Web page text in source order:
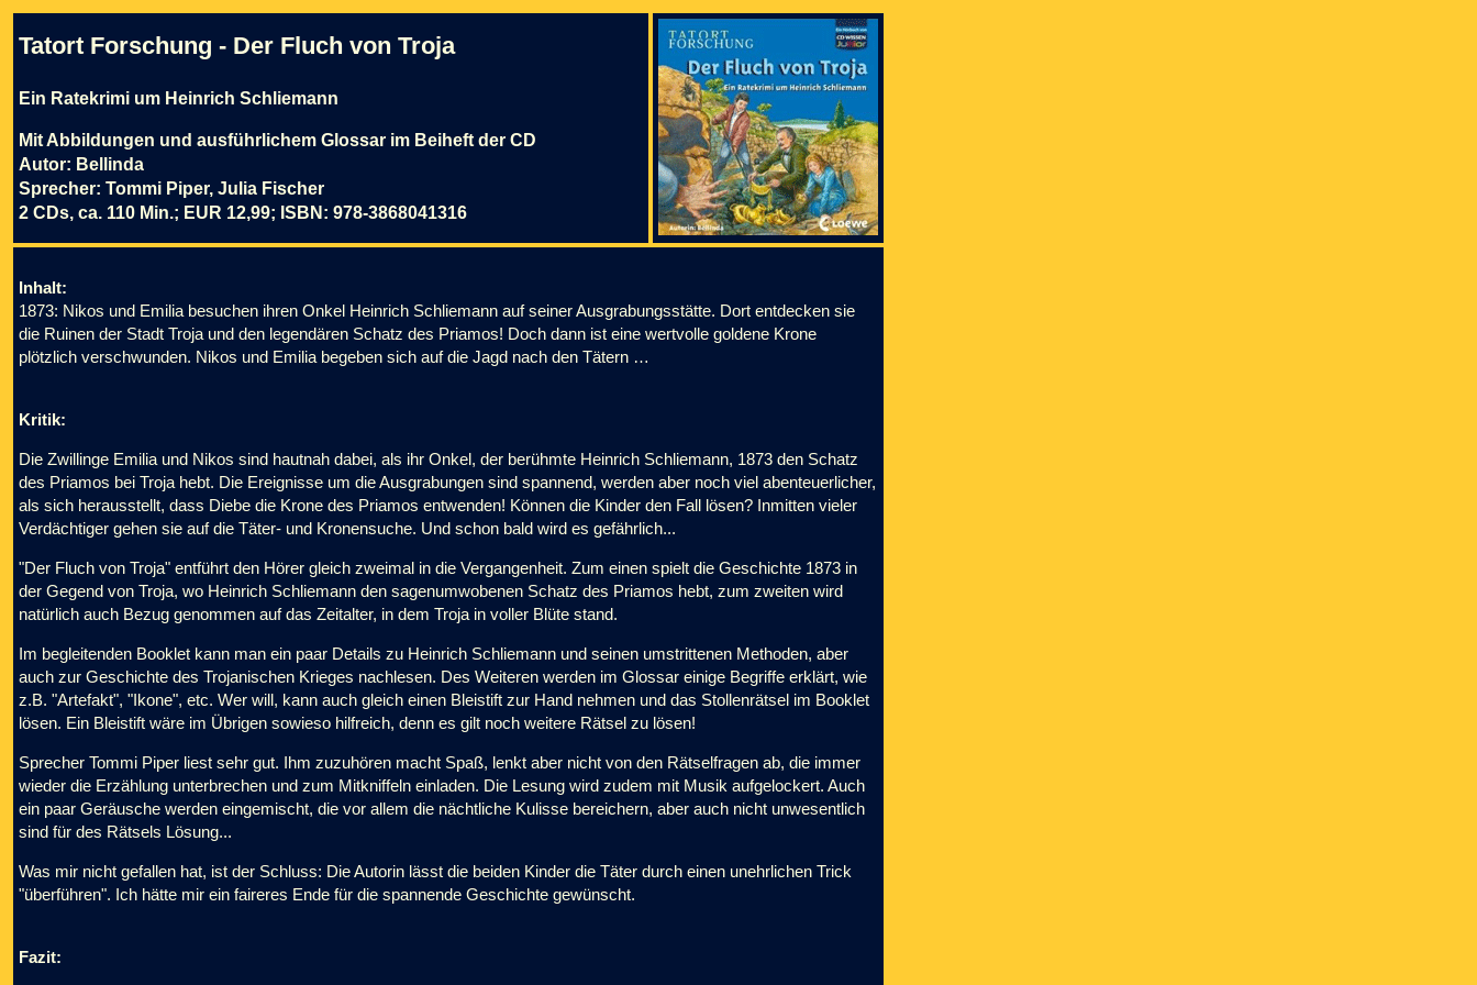
Tatort Forschung - Der Fluch von Troja
Ein Ratekrimi um Heinrich Schliemann
Mit Abbildungen und ausführlichem Glossar im Beiheft der CD
Autor: Bellinda
Sprecher: Tommi Piper, Julia Fischer
2 CDs, ca. 110 Min.; EUR 12,99; ISBN: 978-3868041316
Inhalt:
1873: Nikos und Emilia besuchen ihren Onkel Heinrich Schliemann auf seiner Ausgrabungsstätte. Dort entdecken sie
die Ruinen der Stadt Troja und den legendären Schatz des Priamos! Doch dann ist eine wertvolle goldene Krone
plötzlich verschwunden. Nikos und Emilia begeben sich auf die Jagd nach den Tätern …
Kritik:
Die Zwillinge Emilia und Nikos sind hautnah dabei, als ihr Onkel, der berühmte Heinrich Schliemann, 1873 den Schatz
des Priamos bei Troja hebt. Die Ereignisse um die Ausgrabungen sind spannend, werden aber noch viel abenteuerlicher,
als sich herausstellt, dass Diebe die Krone des Priamos entwenden! Können die Kinder den Fall lösen? Inmitten vieler
Verdächtiger gehen sie auf die Täter- und Kronensuche. Und schon bald wird es gefährlich...
"Der Fluch von Troja" entführt den Hörer gleich zweimal in die Vergangenheit. Zum einen spielt die Geschichte 1873 in
der Gegend von Troja, wo Heinrich Schliemann den sagenumwobenen Schatz des Priamos hebt, zum zweiten wird
natürlich auch Bezug genommen auf das Zeitalter, in dem Troja in voller Blüte stand.
Im begleitenden Booklet kann man ein paar Details zu Heinrich Schliemann und seinen umstrittenen Methoden, aber
auch zur Geschichte des Trojanischen Krieges nachlesen. Des Weiteren werden im Glossar einige Begriffe erklärt, wie
z.B. "Artefakt", "Ikone", etc. Wer will, kann auch gleich einen Bleistift zur Hand nehmen und das Stollenrätsel im Booklet
lösen. Ein Bleistift wäre im Übrigen sowieso hilfreich, denn es gilt noch weitere Rätsel zu lösen!
Sprecher Tommi Piper liest sehr gut. Ihm zuzuhören macht Spaß, lenkt aber nicht von den Rätselfragen ab, die immer
wieder die Erzählung unterbrechen und zum Mitkniffeln einladen. Die Lesung wird zudem mit Musik aufgelockert. Auch
ein paar Geräusche werden eingemischt, die vor allem die nächtliche Kulisse bereichern, aber auch nicht unwesentlich
sind für des Rätsels Lösung...
Was mir nicht gefallen hat, ist der Schluss: Die Autorin lässt die beiden Kinder die Täter durch einen unehrlichen Trick
"überführen". Ich hätte mir ein faireres Ende für die spannende Geschichte gewünscht.
Fazit: